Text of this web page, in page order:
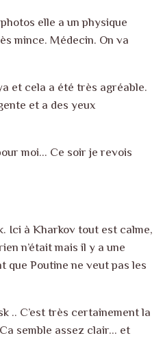
elle a un physique
mince. Médecin. On va
et cela a été très agréable.
et a des yeux
moi… Ce soir je revois
Ici à Kharkov tout est calme,
n’était mais il y a une
que Poutine ne veut pas les
.. C’est très certainement la
semble assez clair… et